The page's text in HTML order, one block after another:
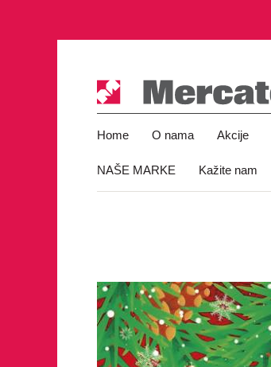
Home O nama Akcije
NAŠE MARKE Kažite nam